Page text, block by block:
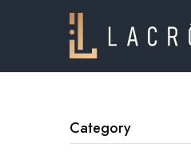
Lacrô
Wear
Category